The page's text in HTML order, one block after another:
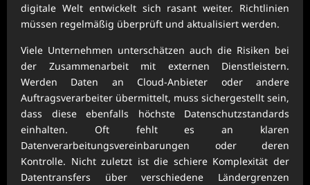
digitale Welt entwickelt sich rasant weiter. Richtlinien
müssen regelmäßig überprüft und aktualisiert werden.
Viele Unternehmen unterschätzen auch die Risiken bei
der Zusammenarbeit mit externen Dienstleistern.
Werden Daten an Cloud-Anbieter oder andere
Auftragsverarbeiter übermittelt, muss sichergestellt sein,
dass diese ebenfalls höchste Datenschutzstandards
einhalten. Oft fehlt es an klaren
Datenverarbeitungsvereinbarungen oder deren
Kontrolle. Nicht zuletzt ist die schiere Komplexität der
Datentransfers über verschiedene Ländergrenzen